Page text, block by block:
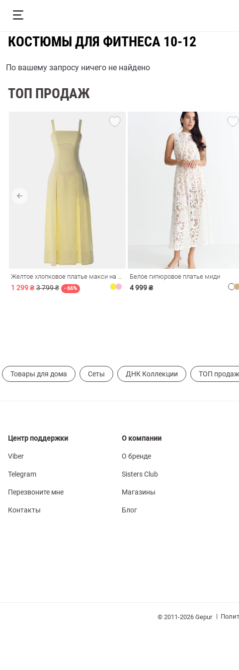
КОСТЮМЫ ДЛЯ ФИТНЕСА 10-12
По вашему запросу ничего не найдено
ТОП ПРОДАЖ
1 299 ₴ 3 799 ₴ - 66%
Белое гипюровое платье миди
4 999 ₴
Товары для дома Сеты ДНК Коллекции ТОП продаж
Центр поддержки
Viber
Telegram
Перезвоните мне
Контакты
О компании
О бренде
Sisters Club
Магазины
Блог
© 2011-2026 Gepur |